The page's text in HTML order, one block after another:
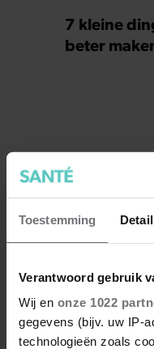
Toestemming
Verantwoord gebruik
Wij en onze 1022
gegevens (bijv. uw IP-
technologieën zoals
7 kleine
beter